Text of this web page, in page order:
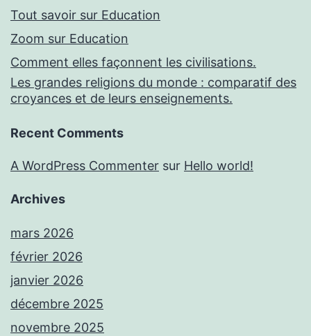
Tout savoir sur Education
Zoom sur Education
Comment elles façonnent les civilisations.
Les grandes religions du monde : comparatif des
croyances et de leurs enseignements.
Recent Comments
A WordPress Commenter sur Hello world!
Archives
mars 2026
février 2026
janvier 2026
décembre 2025
novembre 2025